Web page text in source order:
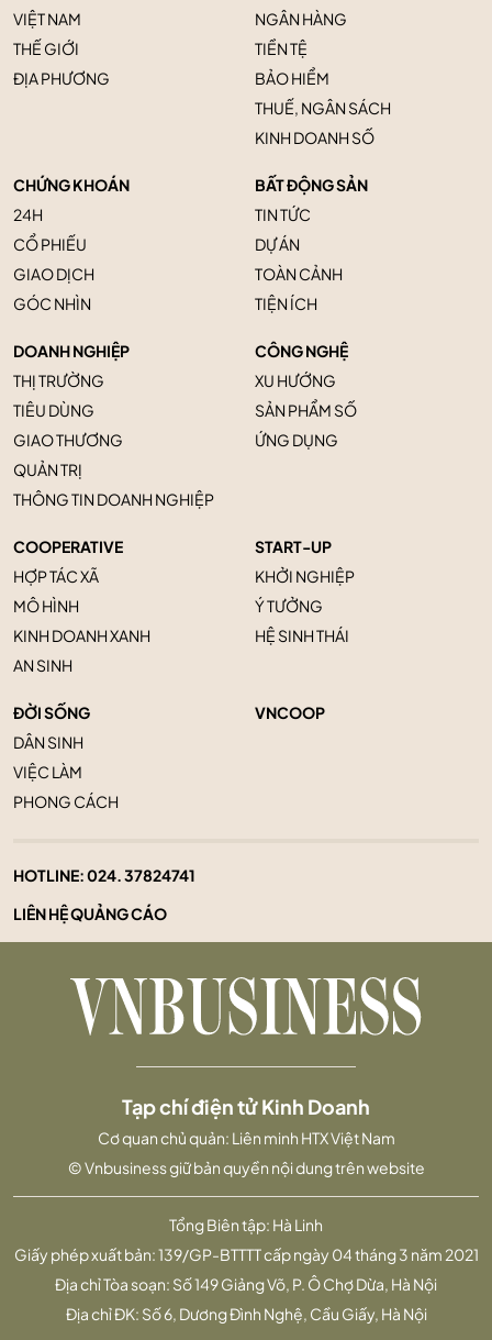
VIỆT NAM
THẾ GIỚI
ĐỊA PHƯƠNG
NGÂN HÀNG
TIỀN TỆ
BẢO HIỂM
THUẾ, NGÂN SÁCH
KINH DOANH SỐ
CHỨNG KHOÁN
24H
CỔ PHIẾU
GIAO DỊCH
GÓC NHÌN
BẤT ĐỘNG SẢN
TIN TỨC
DỰ ÁN
TOÀN CẢNH
TIỆN ÍCH
DOANH NGHIỆP
THỊ TRƯỜNG
TIÊU DÙNG
GIAO THƯƠNG
QUẢN TRỊ
THÔNG TIN DOANH NGHIỆP
CÔNG NGHỆ
XU HƯỚNG
SẢN PHẨM SỐ
ỨNG DỤNG
COOPERATIVE
HỢP TÁC XÃ
MÔ HÌNH
KINH DOANH XANH
AN SINH
START-UP
KHỞI NGHIỆP
Ý TƯỞNG
HỆ SINH THÁI
ĐỜI SỐNG
DÂN SINH
VIỆC LÀM
PHONG CÁCH
VNCOOP
HOTLINE:024. 37824741
LIÊN HỆ QUẢNG CÁO
Tổng Biên tập: Hà Linh
Giấy phép xuất bản: 139/GP-BTTTT cấp ngày 04 tháng 3 năm 2021
Địa chỉ Tòa soạn: Số 149 Giảng Võ, P. Ô Chợ Dừa, Hà Nội
Địa chỉ ĐK: Số 6, Dương Đình Nghệ, Cầu Giấy, Hà Nội
Tạp chí điện tử Kinh Doanh
Cơ quan chủ quản: Liên minh HTX Việt Nam
© Vnbusiness giữ bản quyền nội dung trên website